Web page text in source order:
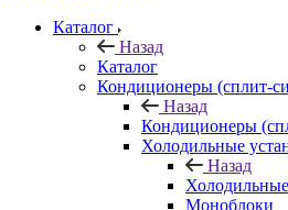
Каталог
Назад
Каталог
Кондиционеры (сплит-
Назад
Кондиционеры
Холодильные
Назад
Моноблоки